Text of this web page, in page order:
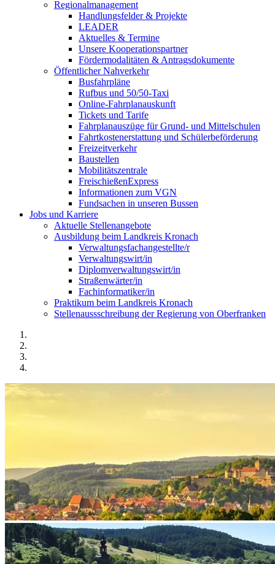
Regionalmanagement
Handlungsfelder & Projekte
LEADER
Aktuelles & Termine
Unsere Kooperationspartner
Fördermodalitäten & Antragsdokumente
Öffentlicher Nahverkehr
Busfahrpläne
Rufbus und 50/50-Taxi
Online-Fahrplanauskunft
Tickets und Tarife
Fahrplanauszüge für Grund- und Mittelschulen
Fahrtkostenerstattung und Schülerbeförderung
Freizeitverkehr
Baustellen
Mobilitätszentrale
FreischießenExpress
Informationen zum VGN
Fundsachen in unseren Bussen
Jobs und Karriere
Aktuelle Stellenangebote
Ausbildung beim Landkreis Kronach
Verwaltungsfachangestellte/r
Verwaltungswirt/in
Diplomverwaltungswirt/in
Straßenwärter/in
Fachinformatiker/in
Praktikum beim Landkreis Kronach
Stellenaussschreibung der Regierung von Oberfranken